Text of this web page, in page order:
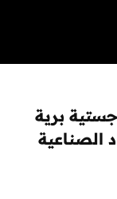
برية
الصناعية